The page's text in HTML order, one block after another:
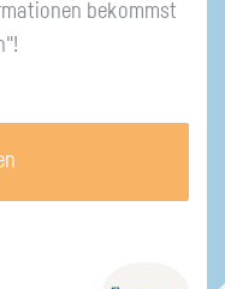
be­kommst